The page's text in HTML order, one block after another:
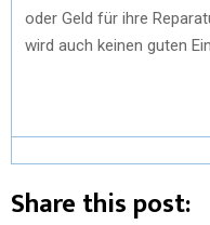
oder Geld für ihre
wird auch keinen guten
Share this post: